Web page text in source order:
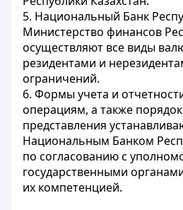
5. Национальный Банк
Министерство финансов
осуществляют все виды
резидентами и
ограничений.
6. Формы учета и
операциям, а также
представления
Национальным Банком
по согласованию с
государственными
их компетенцией.